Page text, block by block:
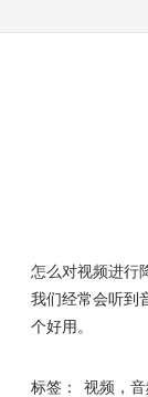
怎么对视频进行
我们经常会听到
个好用。
标签： 视频 ，